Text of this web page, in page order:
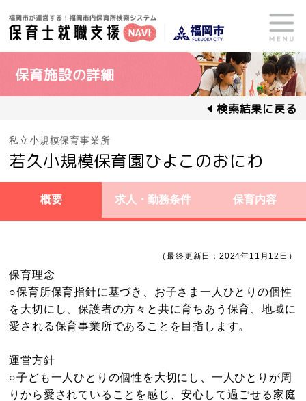
保育施設の詳細
検索結果に戻る
私立小規模保育事業所
若久小規模保育園ひよこのおにわ
概要 求人・勤務条件 保育内容
（最終更新日：2024年11月12日）
保育理念
○保育所保育指針に基づき、お子さま一人ひとりの個性
を大切にし、保護者の方々と共に育ちあう保育、地域に
愛される保育事業所であることを目指します。
運営方針
○子ども一人ひとりの個性を大切にし、一人ひとりが周
りから愛されていることを感じ、安心して過ごせる家庭